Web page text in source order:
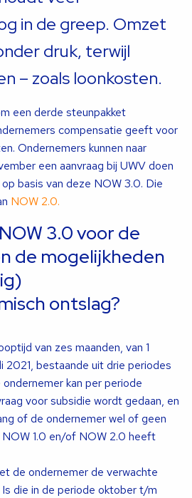
in de greep. Omzet
druk, terwijl
– zoals loonkosten.
een derde steunpakket
compensatie geeft voor
Ondernemers kunnen naar
een aanvraag bij UWV doen
basis van deze NOW 3.0. Die
NOW 2.0.
3.0 voor de
de mogelijkheden
ontslag?
van zes maanden, van 1
bestaande uit drie periodes
kan per periode
voor subsidie wordt gedaan, en
of de ondernemer wel of geen
1.0 en/of NOW 2.0 heeft
de ondernemer de verwachte
die in de periode oktober t/m